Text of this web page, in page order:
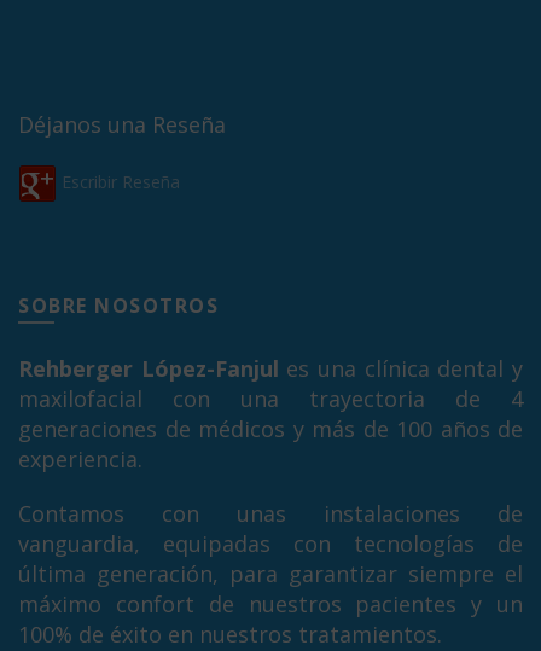
Déjanos una Reseña
Escribir Reseña
SOBRE NOSOTROS
Rehberger López-Fanjul es una clínica dental y
maxilofacial con una trayectoria de 4
generaciones de médicos y más de 100 años de
experiencia.
Contamos con unas instalaciones de
vanguardia, equipadas con tecnologías de
última generación, para garantizar siempre el
máximo confort de nuestros pacientes y un
100% de éxito en nuestros tratamientos.